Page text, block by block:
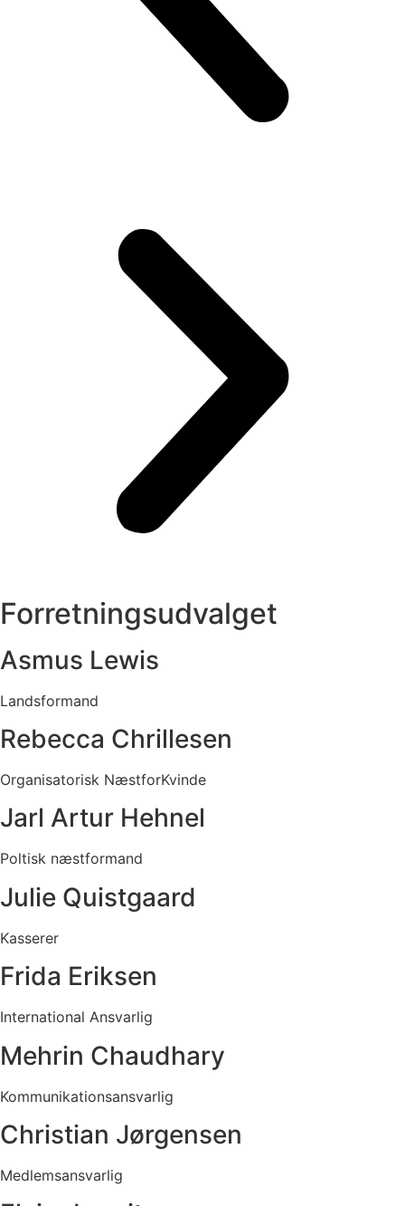
Forretningsudvalget
Asmus Lewis
Landsformand
Rebecca Chrillesen
Organisatorisk NæstforKvinde
Jarl Artur Hehnel
Poltisk næstformand
Julie Quistgaard
Kasserer
Frida Eriksen
International Ansvarlig
Mehrin Chaudhary
Kommunikationsansvarlig
Christian Jørgensen
Medlemsansvarlig